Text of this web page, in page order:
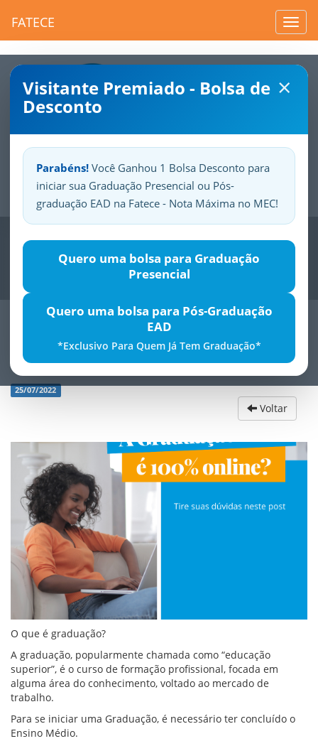
FATECE
×
Visitante Premiado - Bolsa de
Desconto
Parabéns! Você Ganhou 1 Bolsa Desconto para
iniciar sua Graduação Presencial ou Pós-
graduação EAD na Fatece - Nota Máxima no MEC!
Quero uma bolsa para Graduação
Presencial
Quero uma bolsa para Pós-Graduação
EAD
*Exclusivo Para Quem Já Tem Graduação*
SuaFatece.Seuorgulho.
Previous
GraduaÃ§Ã£o EAD Ã© 100% online?
25/07/2022
Voltar
O que é graduação?
A graduação, popularmente chamada como “educação
superior”, é o curso de formação profissional, focada em
alguma área do conhecimento, voltado ao mercado de
trabalho.
Para se iniciar uma Graduação, é necessário ter concluído o
Ensino Médio.